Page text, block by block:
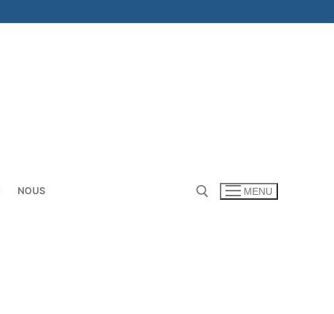
NOUS MENU